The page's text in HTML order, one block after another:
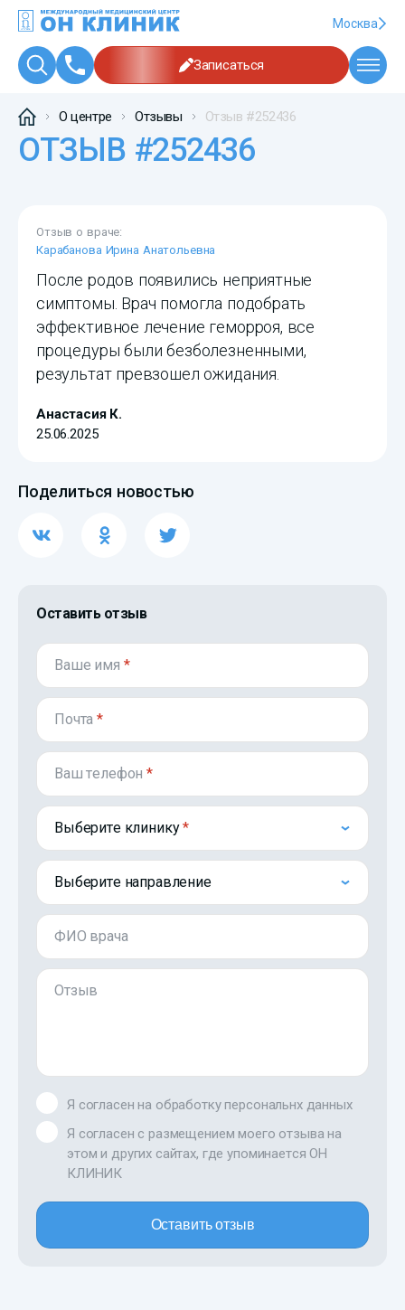
Москва
Записаться
О центре Отзывы Отзыв #252436
ОТЗЫВ #252436
Отзыв о враче:
Карабанова Ирина Анатольевна
После родов появились неприятные
симптомы. Врач помогла подобрать
эффективное лечение геморроя, все
процедуры были безболезненными,
результат превзошел ожидания.
Анастасия К.
25.06.2025
Поделиться новостью
Оставить отзыв
Ваше имя *
Почта*
Ваш телефон*
Выберите клинику
Выберите направление
ФИО врача
Отзыв
Я согласен на обработку персональнх данных
Я согласен с размещением моего отзыва на
этом и других сайтах, где упоминается ОН
КЛИНИК
Оставить отзыв